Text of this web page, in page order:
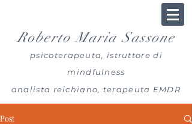
Roberto Maria Sassone
psicoterapeuta, istruttore di
mindfulness
analista reichiano, terapeuta EMDR
Post